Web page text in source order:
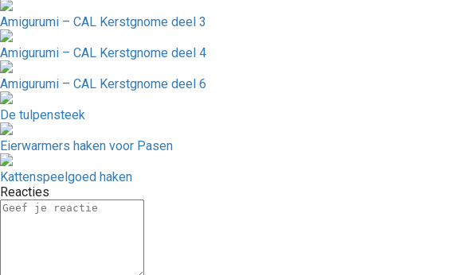
Amigurumi – CAL Kerstgnome deel 3
Amigurumi – CAL Kerstgnome deel 4
Amigurumi – CAL Kerstgnome deel 6
De tulpensteek
Eierwarmers haken voor Pasen
Kattenspeelgoed haken
Reacties